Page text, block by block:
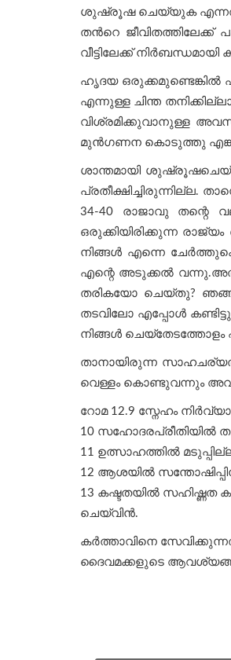
ശുഷ്രൂഷ ചെയ്യുക എന്നത്
തന്‍റെ
വീട്ടിലേക്ക്
ഹൃദയ ഒരുക്കമുണ്ടെങ്കില്‍
എന്നുള്ള ചിന്ത
വിശ്രമിക്കുവാനുള്ള
മുന്‍ഗണന കൊടുത്തു
ശാന്തമായി
പ്രതീക്ഷിച്ചിരുന്നില്ല.
34-40 രാജാവു തന്റെ
ഒരുക്കിയിരിക്കുന്ന
നിങ്ങൾ എന്നെ
എന്റെ അടുക്കൽ
തരികയോ ചെയ്തു? ഞങ്ങൾ
തടവിലോ എപ്പോൾ
നിങ്ങൾ
താനായിരുന്ന
വെള്ളം കൊണ്ടുവന്നും
റോമ 12.9 സ്നേഹം
10
11 ഉത്സാഹത്തിൽ
12 ആശയിൽ
13 കഷ്ടതയിൽ സഹിഷ്ണത
ചെയ്‍വിൻ.
കര്‍ത്താവിനെ
ദൈവമക്കളുടെ